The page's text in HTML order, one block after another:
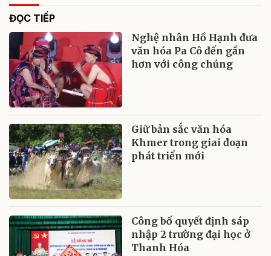
ĐỌC TIẾP
Nghệ nhân Hồ Hạnh đưa
văn hóa Pa Cô đến gần
hơn với công chúng
Giữ bản sắc văn hóa
Khmer trong giai đoạn
phát triển mới
Công bố quyết định sáp
nhập 2 trường đại học ở
Thanh Hóa